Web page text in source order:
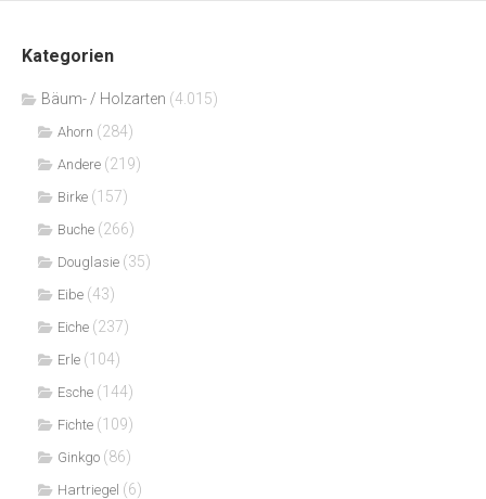
Kategorien
Bäum- / Holzarten (4.015)
Ahorn (284)
Andere (219)
Birke (157)
Buche (266)
Douglasie (35)
Eibe (43)
Eiche (237)
Erle (104)
Esche (144)
Fichte (109)
Ginkgo (86)
Hartriegel (6)